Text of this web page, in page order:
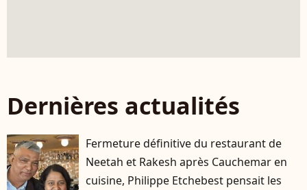
Dernières actualités
Fermeture définitive du restaurant de
Neetah et Rakesh après Cauchemar en
cuisine, Philippe Etchebest pensait les